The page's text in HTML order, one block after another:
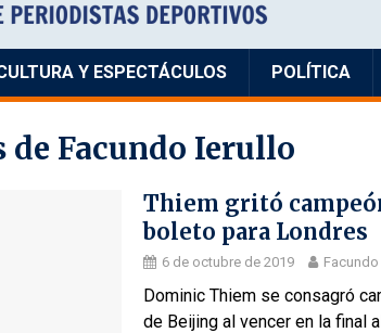
Y ESPECTÁCULOS POLÍTICA
de Facundo Ierullo
Thiem gritó
boleto para Londres
6 de octubre de 2019
Dominic Thiem se consagró
de Beijing al vencer en la final